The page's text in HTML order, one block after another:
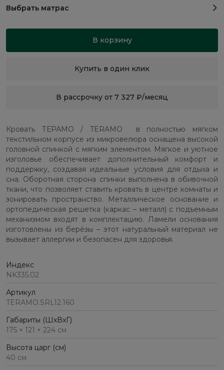
Выбрать матрас
В корзину
Купить в один клик
В рассрочку от 7 327 ₽/месяц
Кровать ТЕРАМО / TERAMO в полностью мягком
текстильном корпусе из микровелюра оснащена высокой
головной спинкой с мягким элементом. Мягкое и уютное
изголовье обеспечивает дополнительный комфорт и
поддержку, создавая идеальные условия для отдыха и
сна. Оборотная сторона спинки выполнена в обивочной
ткани, что позволяет ставить кровать в центре комнаты и
зонировать пространство. Металлическое основание и
ортопедическая решетка (каркас – металл) с подъемным
механизмом входят в комплектацию. Ламели основания
изготовлены из берёзы – этот натуральный материал не
вызывает аллергии и безопасен для здоровья.
Индекс
NK335.02
Артикул
TERAMO.SRL12.160
Габариты (ШхВхГ)
175 × 121 × 224 см
Высота царг (см)
40 см